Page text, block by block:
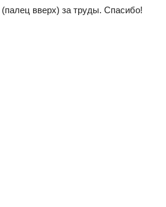
(палец вверх) за труды. Спасибо!